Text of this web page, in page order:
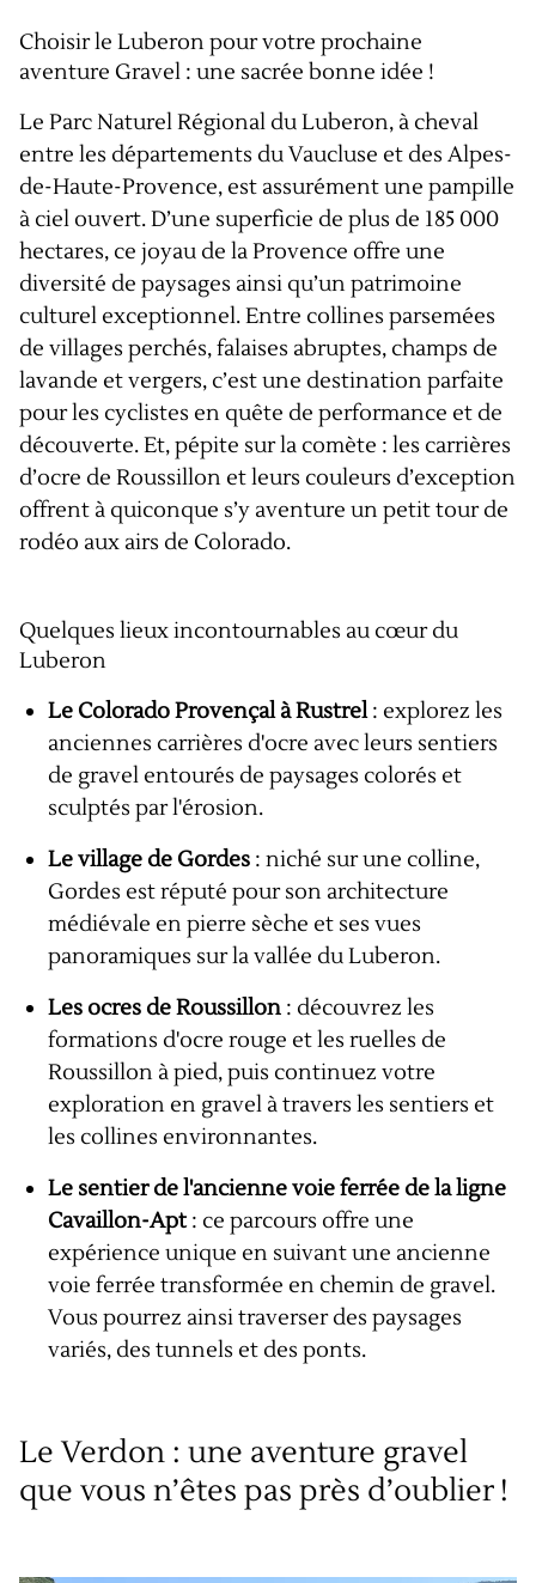
Choisir le Luberon pour votre prochaine
aventure Gravel : une sacrée bonne idée !
Le Parc Naturel Régional du Luberon, à cheval
entre les départements du Vaucluse et des Alpes-
de-Haute-Provence, est assurément une pampille
à ciel ouvert. D’une superficie de plus de 185 000
hectares, ce joyau de la Provence offre une
diversité de paysages ainsi qu’un patrimoine
culturel exceptionnel. Entre collines parsemées
de villages perchés, falaises abruptes, champs de
lavande et vergers, c’est une destination parfaite
pour les cyclistes en quête de performance et de
découverte. Et, pépite sur la comète : les carrières
d’ocre de Roussillon et leurs couleurs d’exception
offrent à quiconque s’y aventure un petit tour de
rodéo aux airs de Colorado.
Quelques lieux incontournables au cœur du
Luberon
Le Colorado Provençal à Rustrel: explorez les
anciennes carrières d'ocre avec leurs sentiers
de gravel entourés de paysages colorés et
sculptés par l'érosion.
Le village de Gordes : niché sur une colline,
Gordes est réputé pour son architecture
médiévale en pierre sèche et ses vues
panoramiques sur la vallée du Luberon.
Les ocres de Roussillon : découvrez les
formations d'ocre rouge et les ruelles de
Roussillon à pied, puis continuez votre
exploration en gravel à travers les sentiers et
les collines environnantes.
Le sentier de l'ancienne voie ferrée de la ligne
Cavaillon-Apt: ce parcours offre une
expérience unique en suivant une ancienne
voie ferrée transformée en chemin de gravel.
Vous pourrez ainsi traverser des paysages
variés, des tunnels et des ponts.
Le Verdon : une aventure gravel
que vous n’êtes pas près d’oublier !